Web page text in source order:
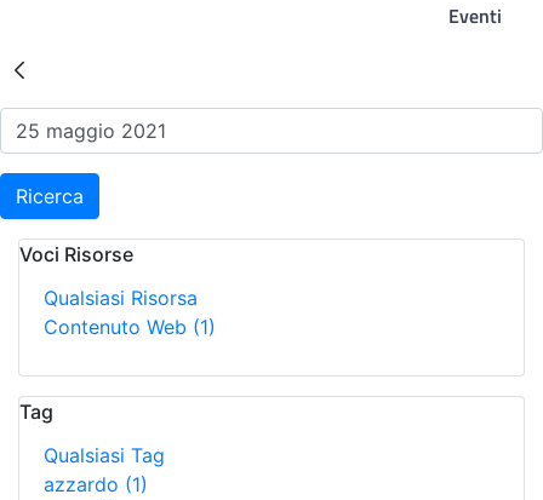
Eventi
Risultati della Ricerca -
Ricerca
Voci Risorse
Qualsiasi Risorsa
Contenuto Web (1)
Tag
Qualsiasi Tag
azzardo (1)